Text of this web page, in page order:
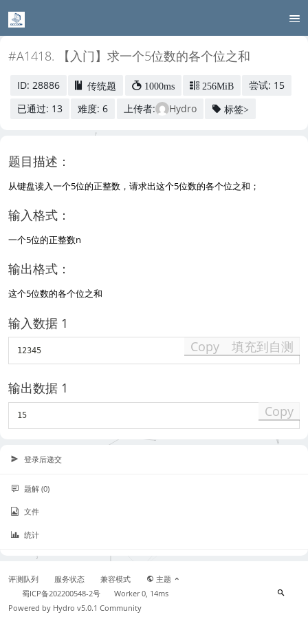
#A1418. 【入门】求一个5位数的各个位之和
ID: 28886 传统题 1000ms 256MiB
尝试: 15
已通过: 13
难度: 6 上传者: Hydro 标签>
题目描述：
从键盘读入一个5位的正整数，请求出这个5位数的各个位之和；
输入格式：
一个5位的正整数n
输出格式：
这个5位数的各个位之和
输入数据 1
12345 Copy 填充到自测
输出数据 1
15 Copy
登录后递交
题解 (0)
文件
统计
评测队列 服务状态 兼容模式
主题
蜀ICP备202200548-2号
Worker 0, 14ms
Powered by Hydro v5.0.1 Community